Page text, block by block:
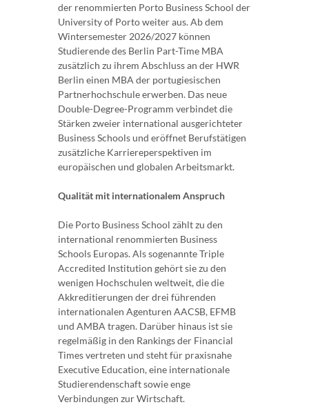
der renommierten Porto Business School der
University of Porto weiter aus. Ab dem
Wintersemester 2026/2027 können
Studierende des Berlin Part-Time MBA
zusätzlich zu ihrem Abschluss an der HWR
Berlin einen MBA der portugiesischen
Partnerhochschule erwerben. Das neue
Double-Degree-Programm verbindet die
Stärken zweier international ausgerichteter
Business Schools und eröffnet Berufstätigen
zusätzliche Karriereperspektiven im
europäischen und globalen Arbeitsmarkt.
Qualität mit internationalem Anspruch
Die Porto Business School zählt zu den
international renommierten Business
Schools Europas. Als sogenannte Triple
Accredited Institution gehört sie zu den
wenigen Hochschulen weltweit, die die
Akkreditierungen der drei führenden
internationalen Agenturen AACSB, EFMB
und AMBA tragen. Darüber hinaus ist sie
regelmäßig in den Rankings der Financial
Times vertreten und steht für praxisnahe
Executive Education, eine internationale
Studierendenschaft sowie enge
Verbindungen zur Wirtschaft.